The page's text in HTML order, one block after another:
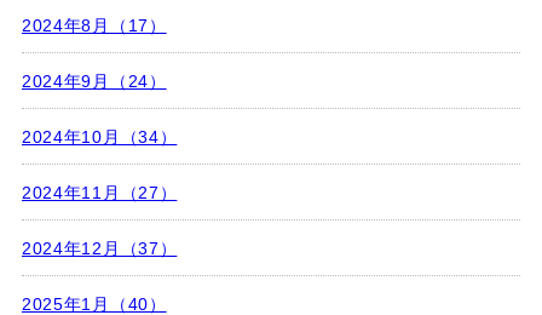
2024年8月（17）
2024年9月（24）
2024年10月（34）
2024年11月（27）
2024年12月（37）
2025年1月（40）